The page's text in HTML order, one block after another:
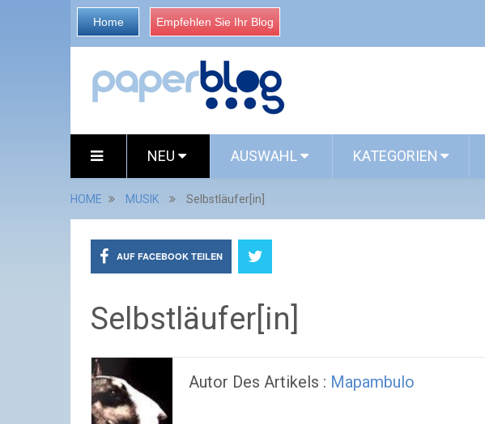
Home Empfehlen Sie Ihr Blog
NEU AUSWAHL KATEGORIEN
HOME MUSIK Selbstläufer[in]
AUF FACEBOOK TEILEN
Selbstläufer[in]
Autor Des Artikels : Mapambulo